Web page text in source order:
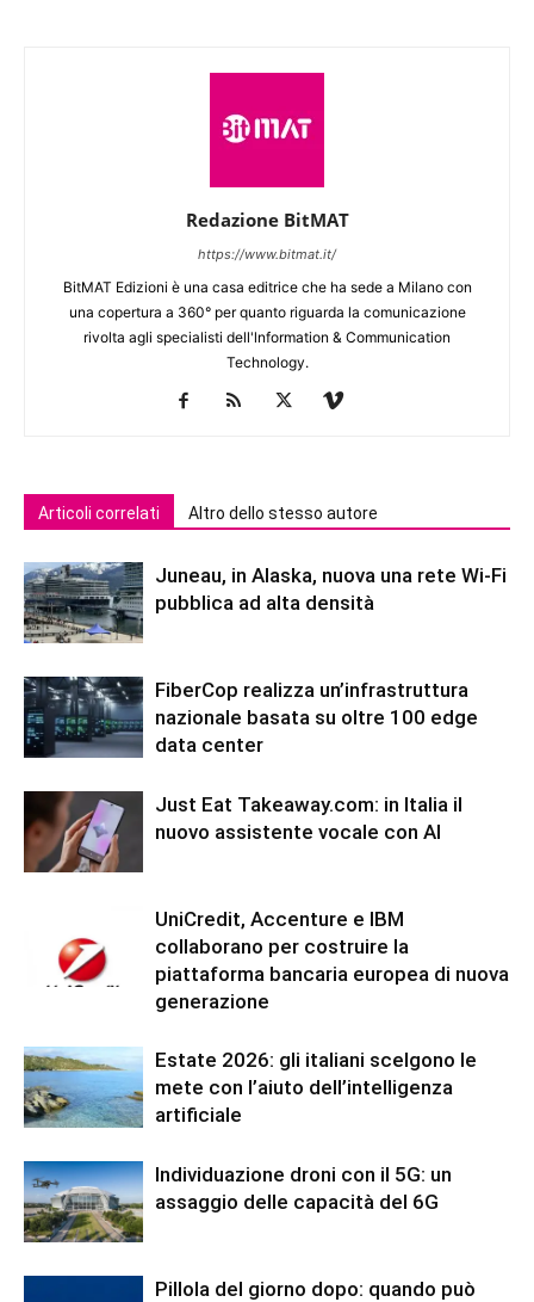
Redazione BitMAT
https://www.bitmat.it/
BitMAT Edizioni è una casa editrice che ha sede a Milano con
una copertura a 360° per quanto riguarda la comunicazione
rivolta agli specialisti dell'lnformation & Communication
Technology.
Articoli correlati Altro dello stesso autore
Juneau, in Alaska, nuova una rete Wi-Fi
pubblica ad alta densità
FiberCop realizza un’infrastruttura
nazionale basata su oltre 100 edge
data center
Just Eat Takeaway.com: in Italia il
nuovo assistente vocale con AI
UniCredit, Accenture e IBM
collaborano per costruire la
piattaforma bancaria europea di nuova
generazione
Estate 2026: gli italiani scelgono le
mete con l’aiuto dell’intelligenza
artificiale
Individuazione droni con il 5G: un
assaggio delle capacità del 6G
Pillola del giorno dopo: quando può